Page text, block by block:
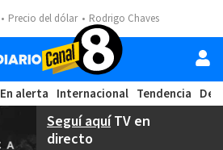
Precio del dólar Rodrigo Chaves
En alerta Internacional Tendencia
Seguí aquíTV en
directo